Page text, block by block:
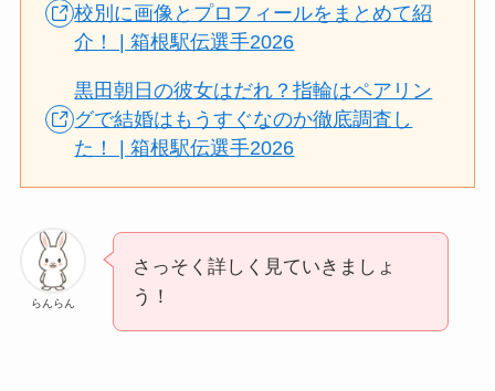
校別に画像とプロフィールをまとめて紹
介！ | 箱根駅伝選手2026
黒田朝日の彼女はだれ？指輪はペアリン
グで結婚はもうすぐなのか徹底調査し
た！ | 箱根駅伝選手2026
らんらん
さっそく詳しく見ていきましょ
う！